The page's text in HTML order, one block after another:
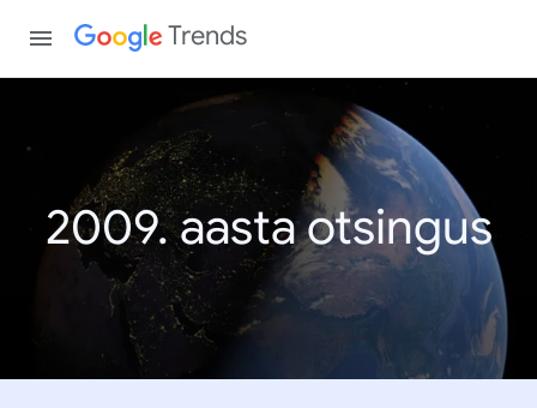
Trends
2009. aasta otsingus